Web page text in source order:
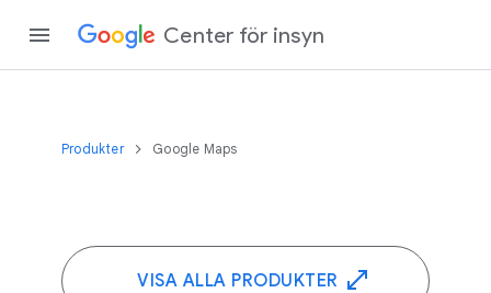
Center för insyn
Produkter Google Maps
VISA ALLA PRODUKTER